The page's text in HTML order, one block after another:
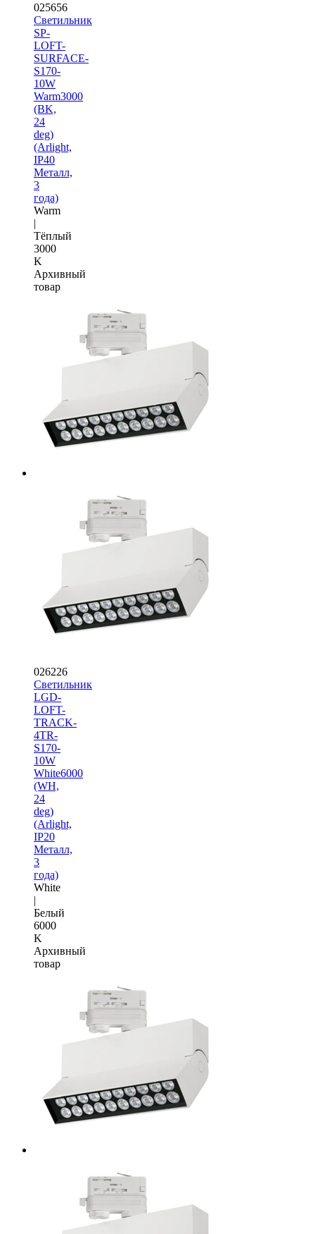
025656
Светильник
SP-
LOFT-
SURFACE-
S170-
10W
Warm3000
(BK,
24
deg)
(Arlight,
IP40
Металл,
3
года)
Warm
|
Тёплый
3000
K
Архивный
товар
026226
Светильник
LGD-
LOFT-
TRACK-
4TR-
S170-
10W
White6000
(WH,
24
deg)
(Arlight,
IP20
Металл,
3
года)
White
|
Белый
6000
K
Архивный
товар